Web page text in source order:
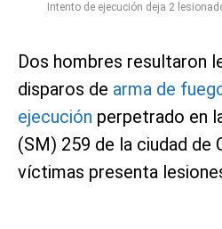
Intento de ejecución deja 2
Dos hombres resultaron
disparos de arma de
ejecución perpetrado en
(SM) 259 de la ciudad de
víctimas presenta